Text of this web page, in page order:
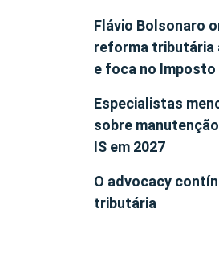
Flávio Bolsonaro
reforma tributária
e foca no Imposto
Especialistas
sobre
IS em 2027
O advocacy
tributária